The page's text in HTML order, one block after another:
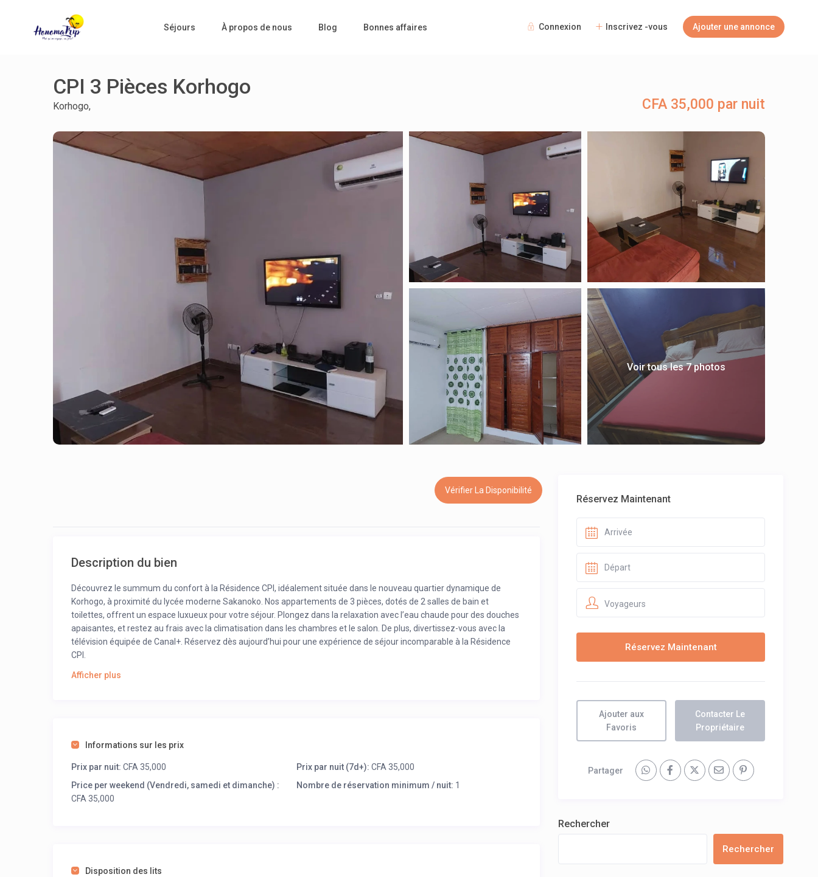
Connexion Inscrivez -vous Ajouter une annonce
Séjours À propos de nous Blog Bonnes affaires
CPI 3 Pièces Korhogo
CFA 35,000 par nuit
Korhogo,
Voir tous les 7 photos
Vérifier La Disponibilité
Description du bien
Découvrez le summum du confort à la Résidence CPI, idéalement située dans le nouveau quartier dynamique de
Korhogo, à proximité du lycée moderne Sakanoko. Nos appartements de 3 pièces, dotés de 2 salles de bain et
toilettes, offrent un espace luxueux pour votre séjour. Plongez dans la relaxation avec l’eau chaude pour des douches
apaisantes, et restez au frais avec la climatisation dans les chambres et le salon. De plus, divertissez-vous avec la
télévision équipée de Canal+. Réservez dès aujourd’hui pour une expérience de séjour incomparable à la Résidence
CPI.
Afficher plus
Informations sur les prix
Prix par nuit: CFA 35,000 Prix par nuit (7d+): CFA 35,000
Price per weekend (Vendredi, samedi et dimanche) :
CFA 35,000
Nombre de réservation minimum / nuit: 1
Disposition des lits
Réservez Maintenant
Voyageurs
Ajouter aux
Favoris
Contacter Le
Propriétaire
Partager
Rechercher
Rechercher